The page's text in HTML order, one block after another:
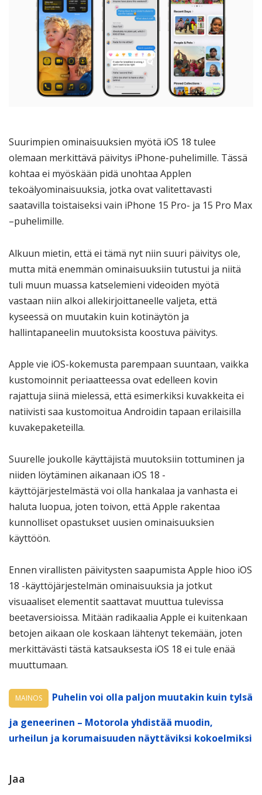
Suurimpien ominaisuuksien myötä iOS 18 tulee
olemaan merkittävä päivitys iPhone-puhelimille. Tässä
kohtaa ei myöskään pidä unohtaa Applen
tekoälyominaisuuksia, jotka ovat valitettavasti
saatavilla toistaiseksi vain iPhone 15 Pro- ja 15 Pro Max
–puhelimille.
Alkuun mietin, että ei tämä nyt niin suuri päivitys ole,
mutta mitä enemmän ominaisuuksiin tutustui ja niitä
tuli muun muassa katselemieni videoiden myötä
vastaan niin alkoi allekirjoittaneelle valjeta, että
kyseessä on muutakin kuin kotinäytön ja
hallintapaneelin muutoksista koostuva päivitys.
Apple vie iOS-kokemusta parempaan suuntaan, vaikka
kustomoinnit periaatteessa ovat edelleen kovin
rajattuja siinä mielessä, että esimerkiksi kuvakkeita ei
natiivisti saa kustomoitua Androidin tapaan erilaisilla
kuvakepaketeilla.
Suurelle joukolle käyttäjistä muutoksiin tottuminen ja
niiden löytäminen aikanaan iOS 18 -
käyttöjärjestelmästä voi olla hankalaa ja vanhasta ei
haluta luopua, joten toivon, että Apple rakentaa
kunnolliset opastukset uusien ominaisuuksien
käyttöön.
Ennen virallisten päivitysten saapumista Apple hioo iOS
18 -käyttöjärjestelmän ominaisuuksia ja jotkut
visuaaliset elementit saattavat muuttua tulevissa
beetaversioissa. Mitään radikaalia Apple ei kuitenkaan
betojen aikaan ole koskaan lähtenyt tekemään, joten
merkittävästi tästä katsauksesta iOS 18 ei tule enää
muuttumaan.
MAINOS
Puhelin voi olla paljon muutakin kuin tylsä
ja geneerinen – Motorola yhdistää muodin,
urheilun ja korumaisuuden näyttäviksi kokoelmiksi
Jaa